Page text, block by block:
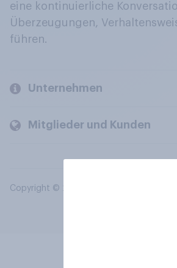
eine kontinuierliche
Überzeugungen,
führen.
Unternehmen
Mitglieder und Kunden
Copyright © 2026 YouGov PLC. Alle